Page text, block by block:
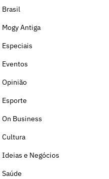
Brasil
Mogy Antiga
Especiais
Eventos
Opinião
Esporte
On Business
Cultura
Ideias e Negócios
Saúde